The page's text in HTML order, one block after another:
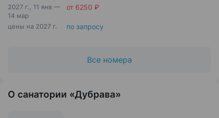
2027 г., 11 янв —
14 мар
от 6250 ₽
цены на 2027 г. по запросу
Все номера
О санатории «Дубрава»